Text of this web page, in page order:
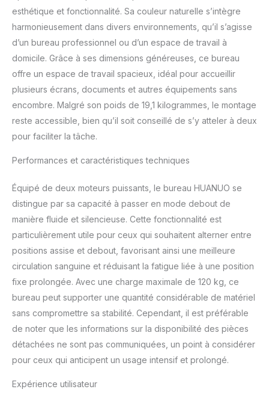
esthétique et fonctionnalité. Sa couleur naturelle s’intègre
harmonieusement dans divers environnements, qu’il s’agisse
d’un bureau professionnel ou d’un espace de travail à
domicile. Grâce à ses dimensions généreuses, ce bureau
offre un espace de travail spacieux, idéal pour accueillir
plusieurs écrans, documents et autres équipements sans
encombre. Malgré son poids de 19,1 kilogrammes, le montage
reste accessible, bien qu’il soit conseillé de s’y atteler à deux
pour faciliter la tâche.
Performances et caractéristiques techniques
Équipé de deux moteurs puissants, le bureau HUANUO se
distingue par sa capacité à passer en mode debout de
manière fluide et silencieuse. Cette fonctionnalité est
particulièrement utile pour ceux qui souhaitent alterner entre
positions assise et debout, favorisant ainsi une meilleure
circulation sanguine et réduisant la fatigue liée à une position
fixe prolongée. Avec une charge maximale de 120 kg, ce
bureau peut supporter une quantité considérable de matériel
sans compromettre sa stabilité. Cependant, il est préférable
de noter que les informations sur la disponibilité des pièces
détachées ne sont pas communiquées, un point à considérer
pour ceux qui anticipent un usage intensif et prolongé.
Expérience utilisateur